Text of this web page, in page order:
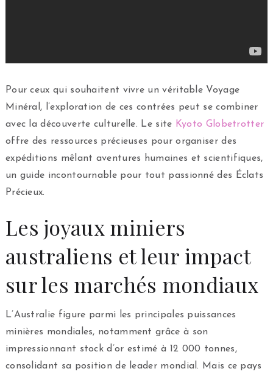
Pour ceux qui souhaitent vivre un véritable Voyage
Minéral, l’exploration de ces contrées peut se combiner
avec la découverte culturelle. Le site Kyoto Globetrotter
offre des ressources précieuses pour organiser des
expéditions mêlant aventures humaines et scientifiques,
un guide incontournable pour tout passionné des Éclats
Précieux.
Les joyaux miniers
australiens et leur impact
sur les marchés mondiaux
L’Australie figure parmi les principales puissances
minières mondiales, notamment grâce à son
impressionnant stock d’or estimé à 12 000 tonnes,
consolidant sa position de leader mondial. Mais ce pays